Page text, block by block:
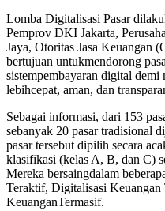
Lomba Digitalisasi Pasar
Pemprov DKI Jakarta,
Jaya, Otoritas Jasa Keuangan
bertujuan untukmendorong
sistempembayaran digital demi
lebihcepat, aman, dan
Sebagai informasi, dari 153
sebanyak 20 pasar tradisional
pasar tersebut dipilih secara
klasifikasi (kelas A, B, dan C)
Mereka bersaingdalam
Teraktif, Digitalisasi Keuangan
KeuanganTermasif.